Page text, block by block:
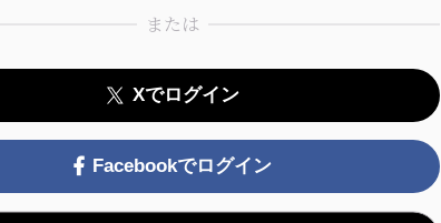
または
Xでログイン
Facebookでログイン